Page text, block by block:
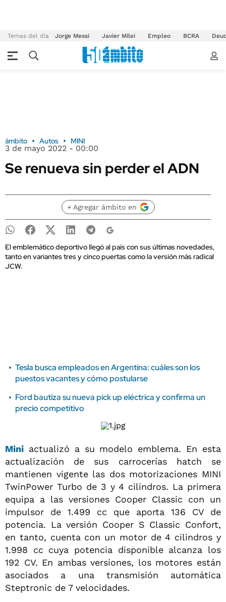
Temas del día Jorge Messi Javier Milei Empleo BCRA
ámbito Autos MINI
3 de mayo 2022 - 00:00
Se renueva sin perder el ADN
+ Agregar ámbito en
El emblemático deportivo llegó al país con sus últimas novedades,
tanto en variantes tres y cinco puertas como la versión más radical
JCW.
Tesla busca empleados en Argentina: cuáles son los
puestos vacantes y cómo postularse
Ford bautiza su nueva pick up eléctrica y confirma un
precio competitivo
Mini actualizó a su modelo emblema. En esta
actualización de sus carrocerías hatch se
mantienen vigente las dos motorizaciones MINI
TwinPower Turbo de 3 y 4 cilindros. La primera
equipa a las versiones Cooper Classic con un
impulsor de 1.499 cc que aporta 136 CV de
potencia. La versión Cooper S Classic Confort,
en tanto, cuenta con un motor de 4 cilindros y
1.998 cc cuya potencia disponible alcanza los
192 CV. En ambas versiones, los motores están
asociados a una transmisión automática
Steptronic de 7 velocidades.